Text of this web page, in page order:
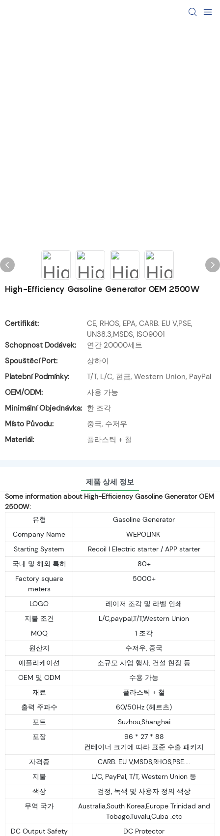
High-Efficiency Gasoline Generator OEM 2500W
Certifikát:
CE, RHOS, EPA, CARB. EU V,PSE,
UN38.3,MSDS, ISO9001
Schopnost Dodávek:
연간 20000세트
Spouštěcí Port:
상하이
Platební Podmínky:
T/T, L/C, 현금, Western Union, PayPal
OEM/ODM:
사용 가능
Minimální Objednávka: 한 조각
Místo Původu:
중국, 수저우
Materiál:
플라스틱 + 철
제품 상세 정보
Some information about High-Efficiency Gasoline Generator OEM
2500W:
유형
Gasoline Generator
Company Name
WEPOLINK
Starting System
Recoil I Electric starter / APP starter
국내 및 해외 특허
80+
Factory square
meters
5000+
LOGO
레이저 조각 및 라벨 인쇄
지불 조건
L/C,paypal,T/T,Western Union
MOQ
1 조각
원산지
수저우, 중국
애플리케이션
소규모 사업 행사, 건설 현장 등
OEM 및 ODM
수용 가능
재료
플라스틱 + 철
출력 주파수
60/50Hz (헤르츠)
포트
Suzhou,Shanghai
포장
96 * 27 * 88
컨테이너 크기에 따라 표준 수출 패키지
자격증
CARB. EU V,MSDS,RHOS,PSE....
지불
L/C, PayPal, T/T, Western Union 등
색상
검정, 녹색 및 사용자 정의 색상
무역 국가
Australia,South Korea,Europe Trinidad and
Tobago,Tuvalu,Cuba .etc
DC Output Safety
DC Protector